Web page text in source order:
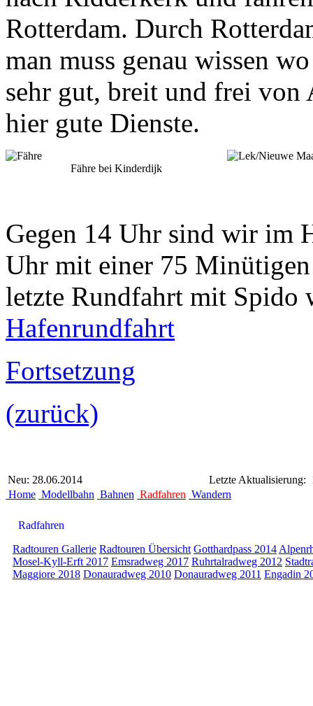
Rotterdam. Durch
man muss genau wissen
sehr gut, breit und frei von
hier gute Dienste.
Fähre bei Kinderdijk
Gegen 14 Uhr sind wir im
Uhr mit einer 75
letzte Rundfahrt mit Spido
Hafenrundfahrt
Fortsetzung
(zurück)
Neu: 28.06.2014
Letzte Aktualisierung:
Home Modellbahn Bahnen Radfahren Wandern
Radfahren
Radtouren Gallerie Radtouren Übersicht Gotthardpass 2014
Mosel-Kyll-Erft 2017 Emsradweg 2017 Ruhrtalradweg 2012
Maggiore 2018 Donauradweg 2010 Donauradweg 2011 Engadin